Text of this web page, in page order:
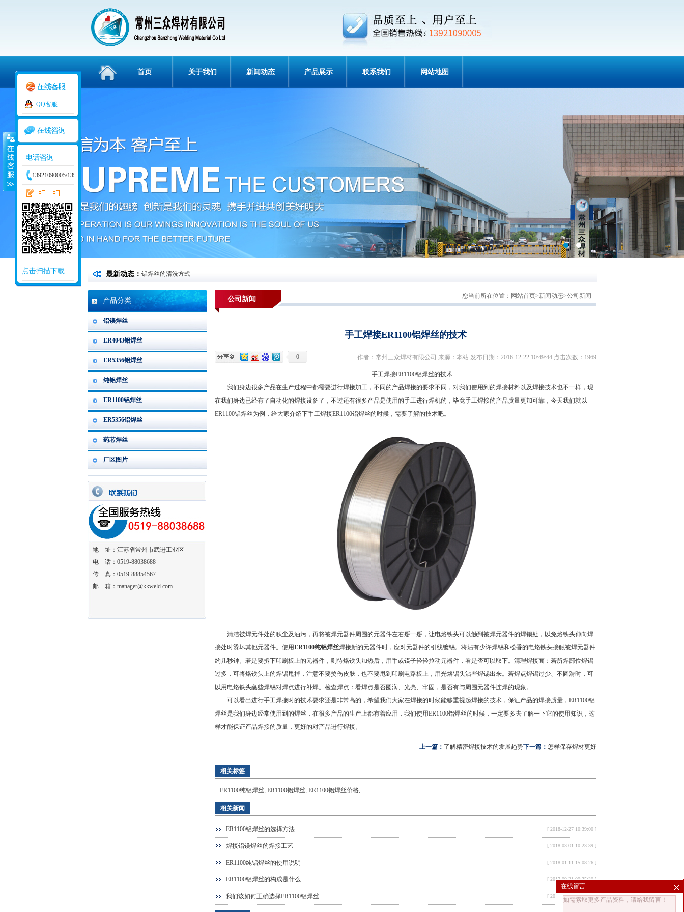
首页 关于我们 新闻动态 产品展示 联系我们 网站地图
最新动态： 铝焊丝的清洗方式
产品分类
铝镁焊丝
ER4043铝焊丝
ER5356铝焊丝
纯铝焊丝
ER1100铝焊丝
ER5356铝焊丝
药芯焊丝
厂区图片
地 址：江苏省常州市武进工业区
电 话：0519-88038688
传 真：0519-88854567
邮 箱：manager@kkweld.com
公司新闻 您当前所在位置： 网站首页>新闻动态>公司新闻
手工焊接ER1100铝焊丝的技术
0 作者：常州三众焊材有限公司 来源：本站 发布日期：2016-12-22 10:49:44 点击次数：1969
手工焊接ER1100铝焊丝的技术
我们身边很多产品在生产过程中都需要进行焊接加工，不同的产品焊接的要求不同，对我们使用到的焊接材料以及焊接技术也不一样，现
在我们身边已经有了自动化的焊接设备了，不过还有很多产品是使用的手工进行焊机的，毕竟手工焊接的产品质量更加可靠，今天我们就以
ER1100铝焊丝为例，给大家介绍下手工焊接ER1100铝焊丝的时候，需要了解的技术吧。
清洁被焊元件处的积尘及油污，再将被焊元器件周围的元器件左右掰一掰，让电烙铁头可以触到被焊元器件的焊锡处，以免烙铁头伸向焊
接处时烫坏其他元器件。使用ER1100纯铝焊丝焊接新的元器件时，应对元器件的引线镀锡。将沾有少许焊锡和松香的电烙铁头接触被焊元器件
约几秒钟。若是要拆下印刷板上的元器件，则待烙铁头加热后，用手或镊子轻轻拉动元器件，看是否可以取下。清理焊接面：若所焊部位焊锡
过多，可将烙铁头上的焊锡甩掉，注意不要烫伤皮肤，也不要甩到印刷电路板上，用光烙锡头沾些焊锡出来。若焊点焊锡过少、不圆滑时，可
以用电烙铁头蘸些焊锡对焊点进行补焊。检查焊点：看焊点是否圆润、光亮、牢固，是否有与周围元器件连焊的现象。
可以看出进行手工焊接时的技术要求还是非常高的，希望我们大家在焊接的时候能够重视起焊接的技术，保证产品的焊接质量， ER1100铝
焊丝是我们身边经常使用到的焊丝，在很多产品的生产上都有着应用，我们使用ER1100铝焊丝的时候，一定要多去了解一下它的使用知识，这
样才能保证产品焊接的质量，更好的对产品进行焊接。
上一篇： 了解精密焊接技术的发展趋势下一篇： 怎样保存焊材更好
相关标签
ER1100纯铝焊丝, ER1100铝焊丝, ER1100铝焊丝价格,
相关新闻
ER1100铝焊丝的选择方法 [ 2018-12-27 10:39:00 ]
焊接铝镁焊丝的焊接工艺 [ 2018-03-01 10:23:39 ]
ER1100纯铝焊丝的使用说明 [ 2018-01-11 15:08:26 ]
ER1100铝焊丝的构成是什么 [ 2017-09-21 09:35:30 ]
我们该如何正确选择ER1100铝焊丝 [ 2017-08-24 14:27:44 ]
QQ客服
13921090005/13915829234
点击扫描下载
在线留言